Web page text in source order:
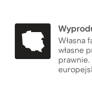
Własna
własne